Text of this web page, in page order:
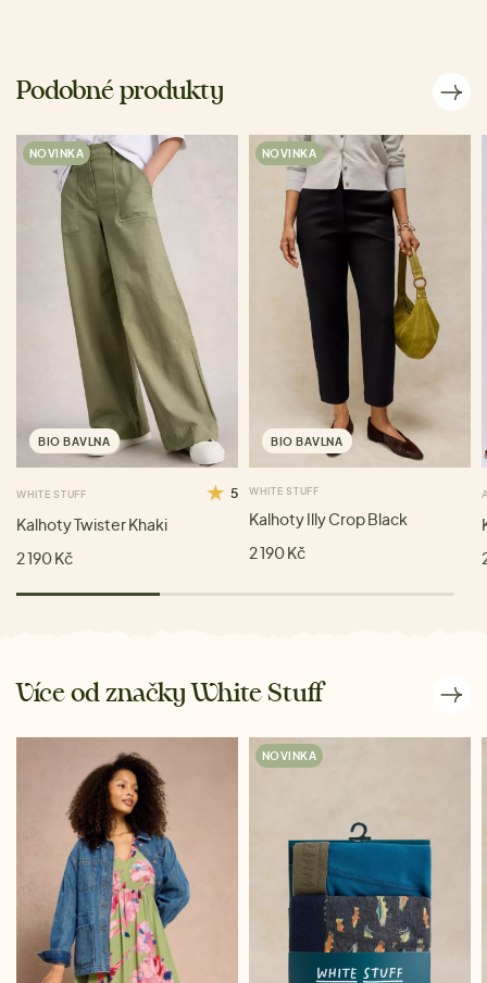
Podobné produkty
NOVINKA
BIO BAVLNA
WHITE STUFF 5
Kalhoty Twister Khaki
2 190 Kč
NOVINKA
BIO BAVLNA
WHITE STUFF
Kalhoty Illy Crop Black
2 190 Kč
Více od značky White Stuff
NOVINKA